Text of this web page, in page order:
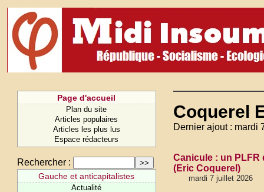
Page d'accueil
Plan du site
Articles populaires
Articles les plus lus
Espace rédacteurs
Rechercher :
Gauche et anticapitalistes
Actualité
Coquerel
Dernier ajout : mardi
Canicule : un PLFR
(Eric Coquerel)
mardi 7 juillet 2026